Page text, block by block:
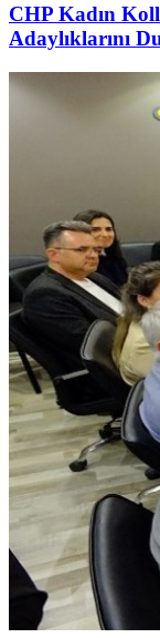
CHP Kadın
Adaylıklarını